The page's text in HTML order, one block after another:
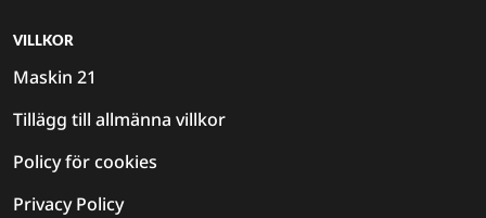
VILLKOR
Maskin 21
Tillägg till allmänna villkor
Policy för cookies
Privacy Policy